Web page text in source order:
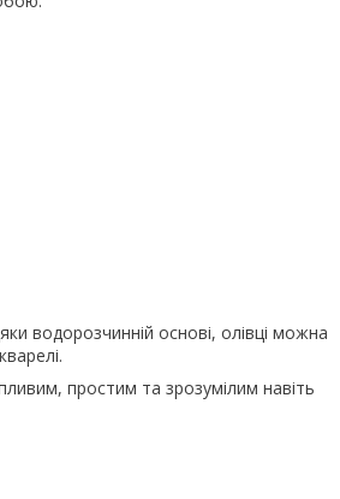
водорозчинній основі, олівці можна
простим та зрозумілим навіть